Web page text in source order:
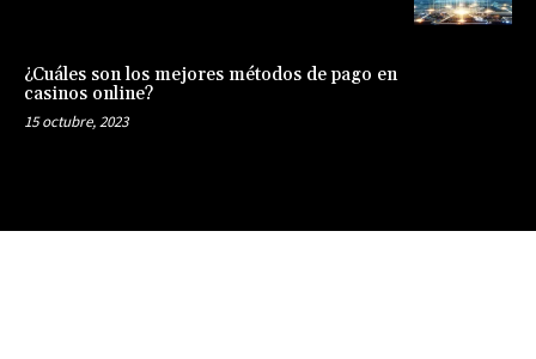
¿Cuáles son los mejores métodos de pago en
casinos online?
15 octubre, 2023